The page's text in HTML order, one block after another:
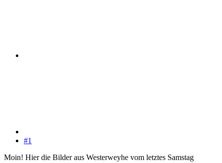
#1
Moin! Hier die Bilder aus Westerweyhe vom letztes Samstag